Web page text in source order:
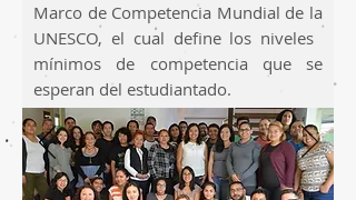
Marco de Competencia Mundial de la
UNESCO, el cual define los niveles
mínimos de competencia que se
esperan del estudiantado.